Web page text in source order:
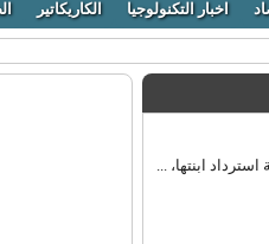
اخبار التكنولوجيا الكاريكاتير